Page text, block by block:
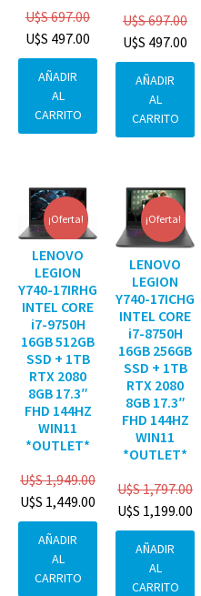
U$S697.00
U$S 497.00
AÑADIR
AL
CARRITO
U$S697.00
U$S 497.00
AÑADIR
AL
CARRITO
¡Oferta!
LENOVO
LEGION
Y740-17IRHG
INTEL CORE
i7-9750H
16GB 512GB
SSD + 1TB
RTX 2080
8GB 17.3″
FHD 144HZ
WIN11
*OUTLET*
U$S1,949.00
U$S 1,449.00
AÑADIR
AL
CARRITO
¡Oferta!
LENOVO
LEGION
Y740-17ICHG
INTEL CORE
i7-8750H
16GB 256GB
SSD + 1TB
RTX 2080
8GB 17.3″
FHD 144HZ
WIN11
*OUTLET*
U$S1,797.00
U$S 1,199.00
AÑADIR
AL
CARRITO